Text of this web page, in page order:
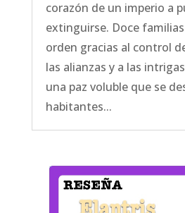
corazón de un imperio a
extinguirse. Doce
orden gracias al control
las alianzas y a las
una paz voluble que se
habitantes...